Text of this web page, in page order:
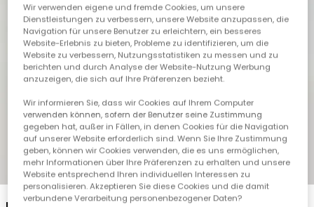
1 2 3 4 5
Wir verwenden eigene und fremde Cookies, um unsere
Dienstleistungen zu verbessern, unsere Website anzupassen, die
Navigation für unsere Benutzer zu erleichtern, ein besseres
Website-Erlebnis zu bieten, Probleme zu identifizieren, um die
Website zu verbessern, Nutzungsstatistiken zu messen und zu
berichten und durch Analyse der Website-Nutzung Werbung
anzuzeigen, die sich auf Ihre Präferenzen bezieht.
Wir informieren Sie, dass wir Cookies auf Ihrem Computer
verwenden können, sofern der Benutzer seine Zustimmung
gegeben hat, außer in Fällen, in denen Cookies für die Navigation
auf unserer Website erforderlich sind. Wenn Sie Ihre Zustimmung
geben, können wir Cookies verwenden, die es uns ermöglichen,
mehr Informationen über Ihre Präferenzen zu erhalten und unsere
Website entsprechend Ihren individuellen Interessen zu
personalisieren. Akzeptieren Sie diese Cookies und die damit
verbundene Verarbeitung personenbezogener Daten?